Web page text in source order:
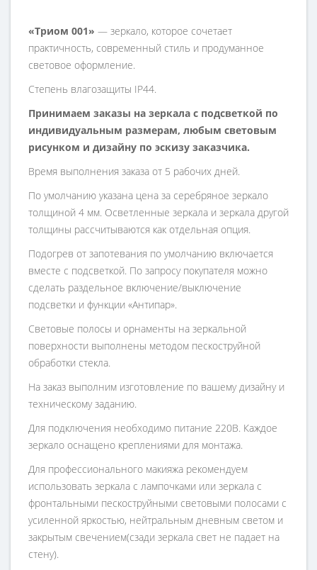
«Триом 001» — зеркало, которое сочетает
практичность, современный стиль и продуманное
световое оформление.
Степень влагозащиты IP44.
Принимаем заказы на зеркала с подсветкой по
индивидуальным размерам, любым световым
рисунком и дизайну по эскизу заказчика.
Время выполнения заказа от 5 рабочих дней.
По умолчанию указана цена за серебряное зеркало
толщиной 4 мм. Осветленные зеркала и зеркала другой
толщины рассчитываются как отдельная опция.
Подогрев от запотевания по умолчанию включается
вместе с подсветкой. По запросу покупателя можно
сделать раздельное включение/выключение
подсветки и функции «Антипар».
Световые полосы и орнаменты на зеркальной
поверхности выполнены методом пескоструйной
обработки стекла.
На заказ выполним изготовление по вашему дизайну и
техническому заданию.
Для подключения необходимо питание 220В. Каждое
зеркало оснащено креплениями для монтажа.
Для профессионального макияжа рекомендуем
использовать зеркала с лампочками или зеркала с
фронтальными пескоструйными световыми полосами с
усиленной яркостью, нейтральным дневным светом и
закрытым свечением(сзади зеркала свет не падает на
стену).